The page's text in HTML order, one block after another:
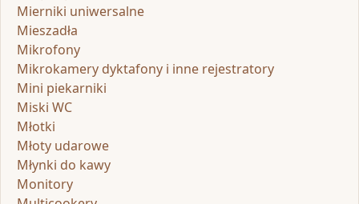
Mierniki uniwersalne
Mieszadła
Mikrofony
Mikrokamery dyktafony i inne rejestratory
Mini piekarniki
Miski WC
Młotki
Młoty udarowe
Młynki do kawy
Monitory